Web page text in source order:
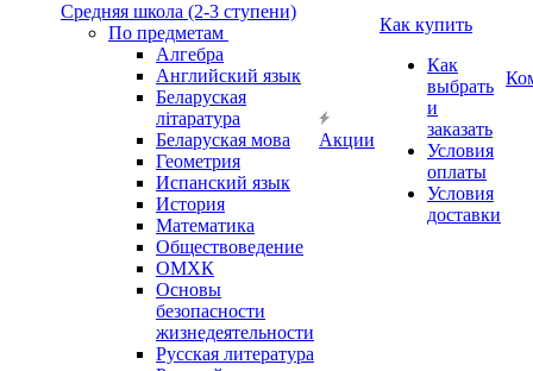
Средняя школа (2-3 ступени)
По предметам
Алгебра
Английский язык
Беларуская
літаратура
Беларуская мова
Геометрия
Испанский язык
История
Математика
Обществоведение
ОМХК
Основы
безопасности
жизнедеятельности
Русская литература
Акции
Как купить
Как
выбрать
и
заказать
Условия
оплаты
Условия
доставки